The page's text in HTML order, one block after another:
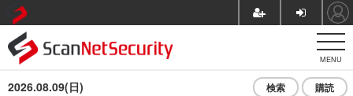
MENU
2026.08.09(日) 検索 購読